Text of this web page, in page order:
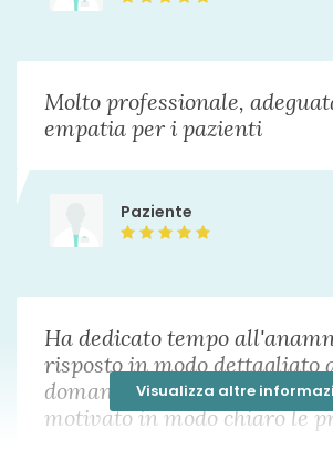
Molto professionale,
empatia per i pazienti
Paziente
Ha dedicato tempo
risposto in modo dettagliato
domande, ha chiarito i dubbi
motivato in modo chiaro le
Visualizza altre